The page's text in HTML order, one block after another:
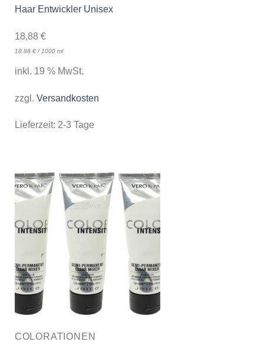
Haar Entwickler Unisex
18,88 €
18,88 €/ 1000 ml
inkl. 19 % MwSt.
zzgl. Versandkosten
Lieferzeit: 2-3 Tage
COLORATIONEN